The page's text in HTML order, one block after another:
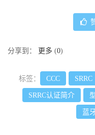
分享到： 更多 (0)
标签： CCC SRRC
SRRC认证简介
蓝